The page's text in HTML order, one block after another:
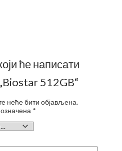
ће написати
512GB“
неће бити објављена.
*